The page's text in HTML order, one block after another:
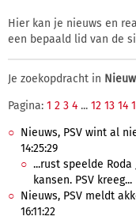
Hier kan je nieuws en
een bepaald lid van de
Je zoekopdracht in
Pagina: 1 2 3 4 ... 12 13 14
Nieuws, PSV wint al
14:25:29
...rust speelde Roda
kansen. PSV kreeg...
Nieuws, PSV meldt
16:11:22